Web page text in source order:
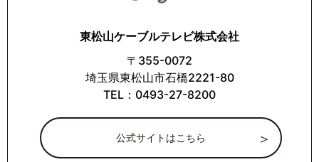
東松山ケーブルテレビ株式会社
〒355-0072
埼玉県東松山市石橋2221-80
TEL：0493-27-8200
公式サイトはこちら